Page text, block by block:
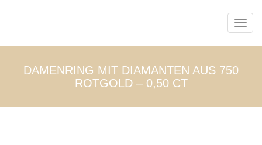
DAMENRING MIT DIAMANTEN AUS 750
ROTGOLD – 0,50 CT